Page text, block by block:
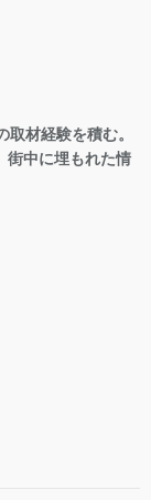
材経験を積む。
街中に埋もれた情